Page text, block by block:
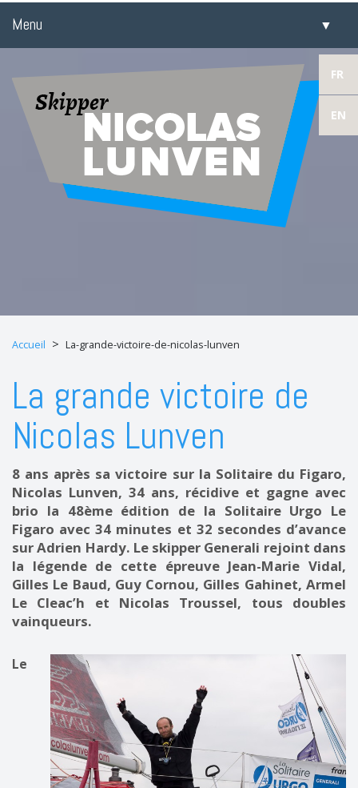
FR
EN
Menu ▼
Accueil > La-grande-victoire-de-nicolas-lunven
La grande victoire de
Nicolas Lunven
8 ans après sa victoire sur la Solitaire du Figaro,
Nicolas Lunven, 34 ans, récidive et gagne avec
brio la 48ème édition de la Solitaire Urgo Le
Figaro avec 34 minutes et 32 secondes d’avance
sur Adrien Hardy. Le skipper Generali rejoint dans
la légende de cette épreuve Jean-Marie Vidal,
Gilles Le Baud, Guy Cornou, Gilles Gahinet, Armel
Le Cleac’h et Nicolas Troussel, tous doubles
vainqueurs.
Le